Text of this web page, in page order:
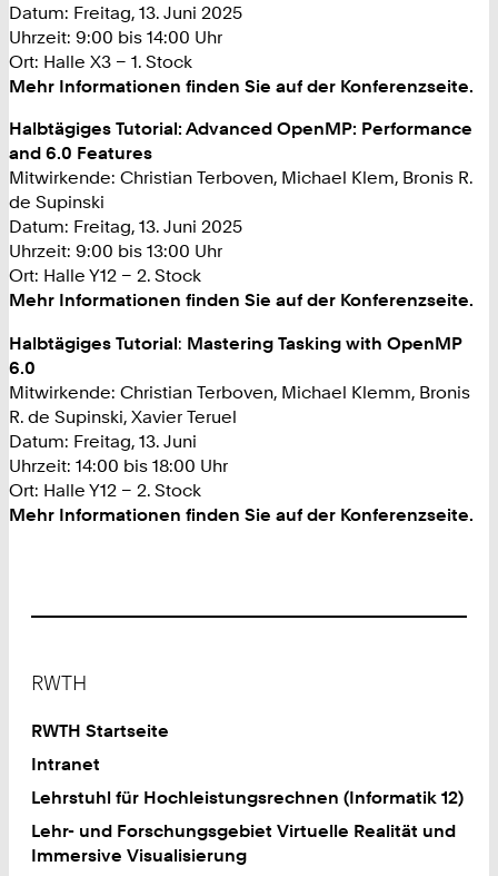
Datum: Freitag, 13. Juni 2025
Uhrzeit: 9:00 bis 14:00 Uhr
Ort: Halle X3 – 1. Stock
Mehr Informationen finden Sie auf der Konferenzseite.
Halbtägiges Tutorial: Advanced OpenMP: Performance
and 6.0 Features
Mitwirkende: Christian Terboven, Michael Klem, Bronis R.
de Supinski
Datum: Freitag, 13. Juni 2025
Uhrzeit: 9:00 bis 13:00 Uhr
Ort: Halle Y12 – 2. Stock
Mehr Informationen finden Sie auf der Konferenzseite.
Halbtägiges Tutorial: Mastering Tasking with OpenMP
6.0
Mitwirkende: Christian Terboven, Michael Klemm, Bronis
R. de Supinski, Xavier Teruel
Datum: Freitag, 13. Juni
Uhrzeit: 14:00 bis 18:00 Uhr
Ort: Halle Y12 – 2. Stock
Mehr Informationen finden Sie auf der Konferenzseite.
RWTH
RWTH Startseite
Intranet
Lehrstuhl für Hochleistungsrechnen (Informatik 12)
Lehr- und Forschungsgebiet Virtuelle Realität und
Immersive Visualisierung